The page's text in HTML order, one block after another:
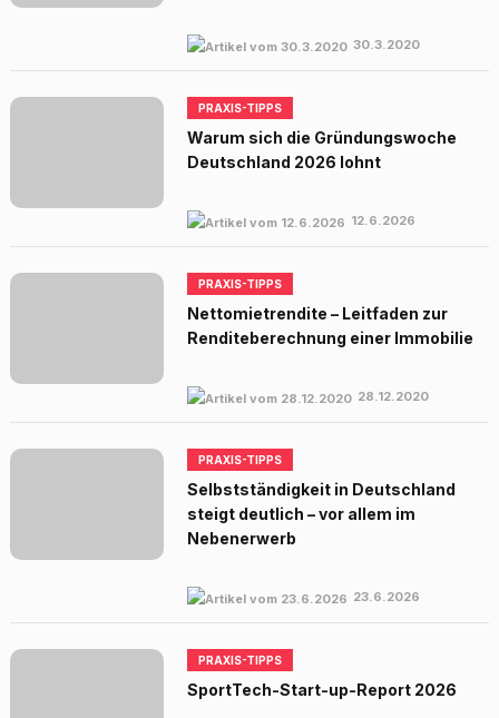
30.3.2020
PRAXIS-TIPPS
Warum sich die Gründungswoche
Deutschland 2026 lohnt
12.6.2026
PRAXIS-TIPPS
Nettomietrendite – Leitfaden zur
Renditeberechnung einer Immobilie
28.12.2020
PRAXIS-TIPPS
Selbstständigkeit in Deutschland
steigt deutlich – vor allem im
Nebenerwerb
23.6.2026
PRAXIS-TIPPS
SportTech-Start-up-Report 2026